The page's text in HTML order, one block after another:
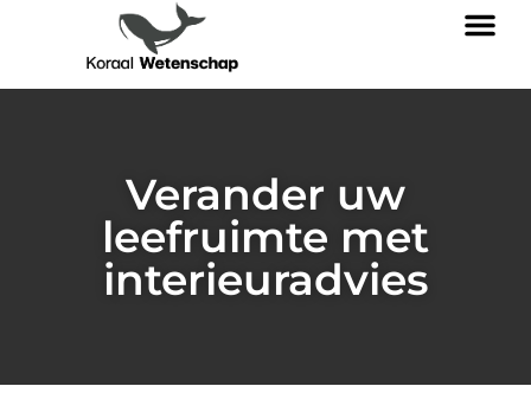
Verander uw
leefruimte met
interieuradvies